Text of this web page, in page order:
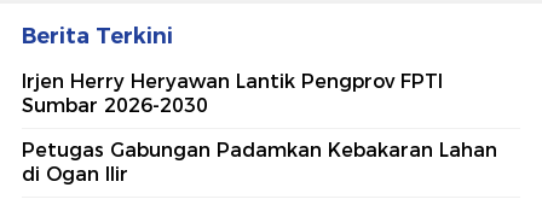
Berita Terkini
Irjen Herry Heryawan Lantik Pengprov FPTI
Sumbar 2026-2030
Petugas Gabungan Padamkan Kebakaran Lahan
di Ogan Ilir